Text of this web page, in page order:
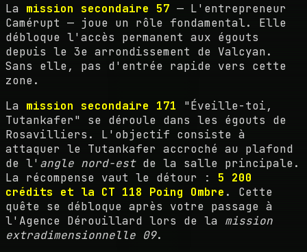
La mission secondaire 57 — L'entrepreneur
Camérupt — joue un rôle fondamental. Elle
débloque l'accès permanent aux égouts
depuis le 3e arrondissement de Valcyan.
Sans elle, pas d'entrée rapide vers cette
zone.
La mission secondaire 171 "Éveille-toi,
Tutankafer" se déroule dans les égouts de
Rosavilliers. L'objectif consiste à
attaquer le Tutankafer accroché au plafond
de l' angle nord-estde la salle principale.
La récompense vaut le détour : 5 200
crédits et la CT 118 Poing Ombre . Cette
quête se débloque après votre passage à
l'Agence Dérouillard lors de la mission
extradimensionnelle 09.